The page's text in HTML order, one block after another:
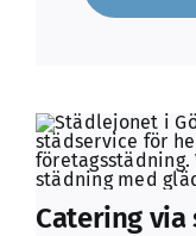
Catering